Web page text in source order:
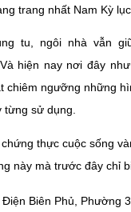
trang nhất Nam Kỳ
tu, ngôi nhà vẫn
hiện nay nơi đây
chiêm ngưỡng những
từng sử dụng.
thực cuộc sống
này mà trước đây chỉ
Biên Phủ, Phường